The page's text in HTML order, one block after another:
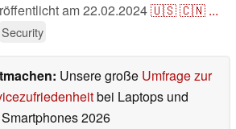
am22.02.2024🇺🇸🇨🇳 ...
Security
Unsere große Umfrage zur
bei Laptops und
Smartphones 2026